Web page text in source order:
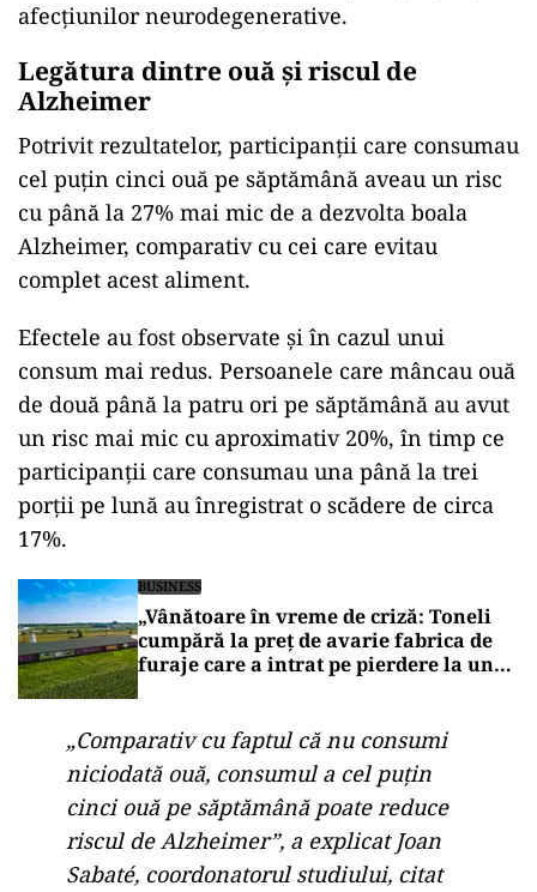
afecțiunilor neurodegenerative.
Legătura dintre ouă și riscul de
Alzheimer
Potrivit rezultatelor, participanții care consumau
cel puțin cinci ouă pe săptămână aveau un risc
cu până la 27% mai mic de a dezvolta boala
Alzheimer, comparativ cu cei care evitau
complet acest aliment.
Efectele au fost observate și în cazul unui
consum mai redus. Persoanele care mâncau ouă
de două până la patru ori pe săptămână au avut
un risc mai mic cu aproximativ 20%, în timp ce
participanții care consumau una până la trei
porții pe lună au înregistrat o scădere de circa
17%.
BUSINESS
„Vânătoare în vreme de criză: Toneli
cumpără la preț de avarie fabrica de
furaje care a intrat pe pierdere la un
„Comparativ cu faptul că nu consumi
niciodată ouă, consumul a cel puțin
cinci ouă pe săptămână poate reduce
riscul de Alzheimer”, a explicat Joan
Sabaté, coordonatorul studiului, citat